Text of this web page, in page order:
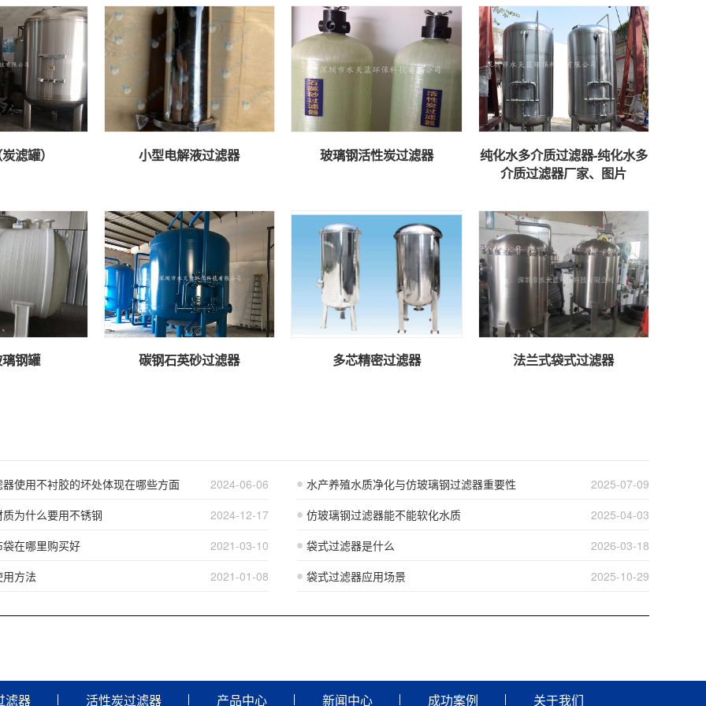
滤罐） 小型电解液过滤器 玻璃钢活性炭过滤器
纯化水多介质过滤器-纯化水多
介质过滤器厂家、图片
钢罐 碳钢石英砂过滤器 多芯精密过滤器 法兰式袋式过滤器
2024-06-06
使用不衬胶的坏处体现在哪些方面 2025-07-09
水产养殖水质净化与仿玻璃钢过滤器重要性
2024-12-17
为什么要用不锈钢 2025-04-03
仿玻璃钢过滤器能不能软化水质
2021-03-10
在哪里购买好 2026-03-18
袋式过滤器是什么
2021-01-08
方法 2025-10-29
袋式过滤器应用场景
滤器 活性炭过滤器 产品中心 新闻中心 成功案例 关于我们